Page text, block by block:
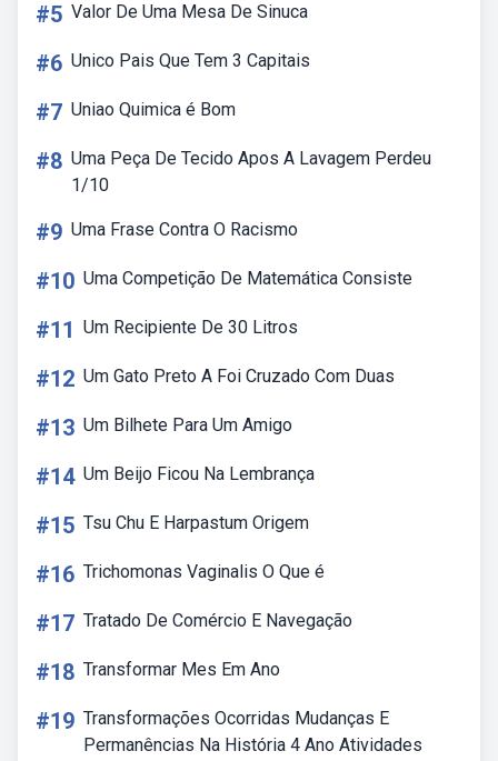
#5 Valor De Uma Mesa De Sinuca
#6 Unico Pais Que Tem 3 Capitais
#7 Uniao Quimica é Bom
#8 Uma Peça De Tecido Apos A Lavagem Perdeu
1/10
#9 Uma Frase Contra O Racismo
#10 Uma Competição De Matemática Consiste
#11 Um Recipiente De 30 Litros
#12 Um Gato Preto A Foi Cruzado Com Duas
#13 Um Bilhete Para Um Amigo
#14 Um Beijo Ficou Na Lembrança
#15 Tsu Chu E Harpastum Origem
#16 Trichomonas Vaginalis O Que é
#17 Tratado De Comércio E Navegação
#18 Transformar Mes Em Ano
#19 Transformações Ocorridas Mudanças E
Permanências Na História 4 Ano Atividades